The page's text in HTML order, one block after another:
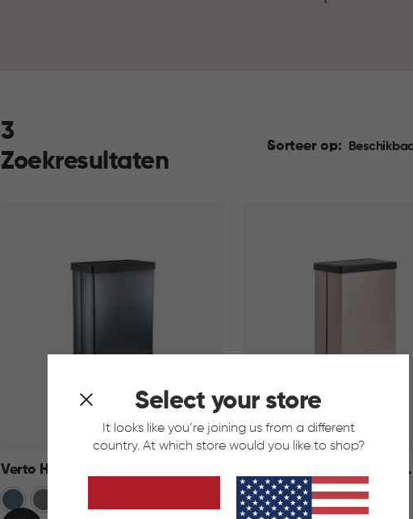
Select your store
It looks like you’re joining us from a different
country. At which store would you like to shop?
Sorteer op:
3
Zoekresultaten
Verto High Prullenbak 54L - Blauw
BlauwGrijs
Verto High Prullenbak
BlauwGrijs Rose